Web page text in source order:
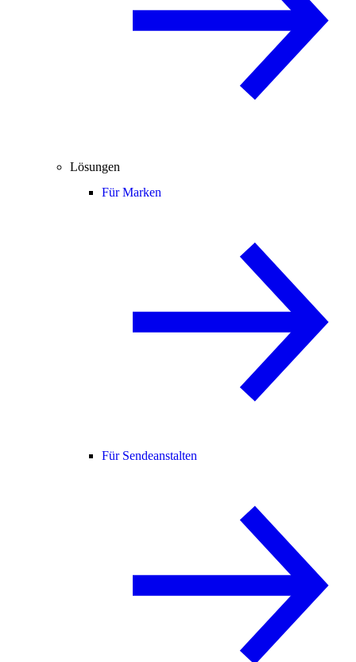
Lösungen
Für Marken
Für Sendeanstalten